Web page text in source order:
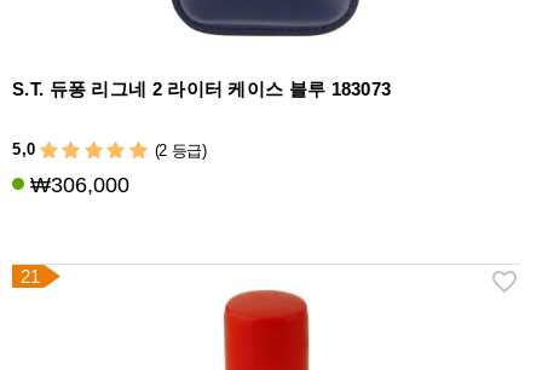
S.T. 듀퐁 리그네 2 라이터 케이스 블루 183073
5,0 (2 등급)
₩306,000
21